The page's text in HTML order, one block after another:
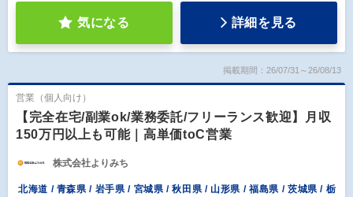
気になる 詳細を見る
掲載期間：26/07/31～26/08/13
営業（個人向け）
【完全在宅/副業ok/業務委託/フリーランス歓迎】月収
150万円以上も可能｜高単価toC営業
株式会社よりみち
北海道 / 青森県 / 岩手県 / 宮城県 / 秋田県 / 山形県 / 福島県 / 茨城県 / 栃